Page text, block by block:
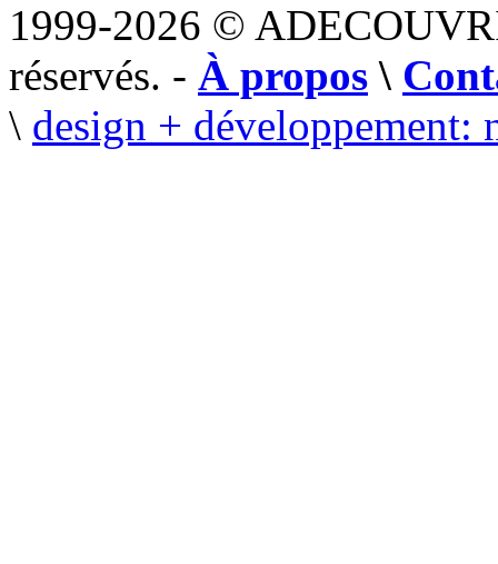
1999-2026 ©
réservés. - À propos \
\ design + développement: